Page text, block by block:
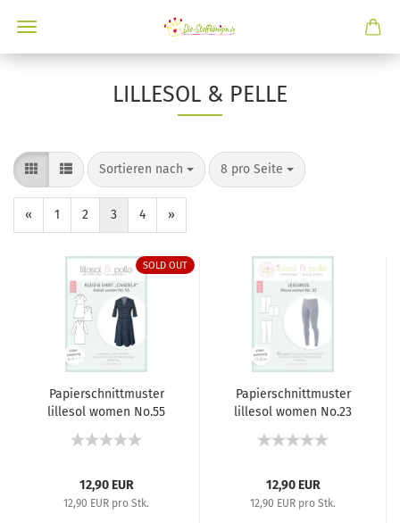
LILLESOL & PELLE
Sortieren nach 8 pro Seite
« 1 2 3 4 »
SOLD OUT
Papierschnittmuster
lillesol women No.55
12,90 EUR
12,90 EUR pro Stk.
Papierschnittmuster
lillesol women No.23
12,90 EUR
12,90 EUR pro Stk.